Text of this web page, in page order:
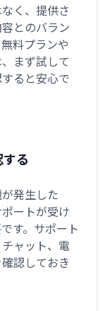
く、提供さ
とのバラン
料プランや
まず試して
ると安心で
る
発生した
ートが受け
す。サポート
ャット、電
認しておき